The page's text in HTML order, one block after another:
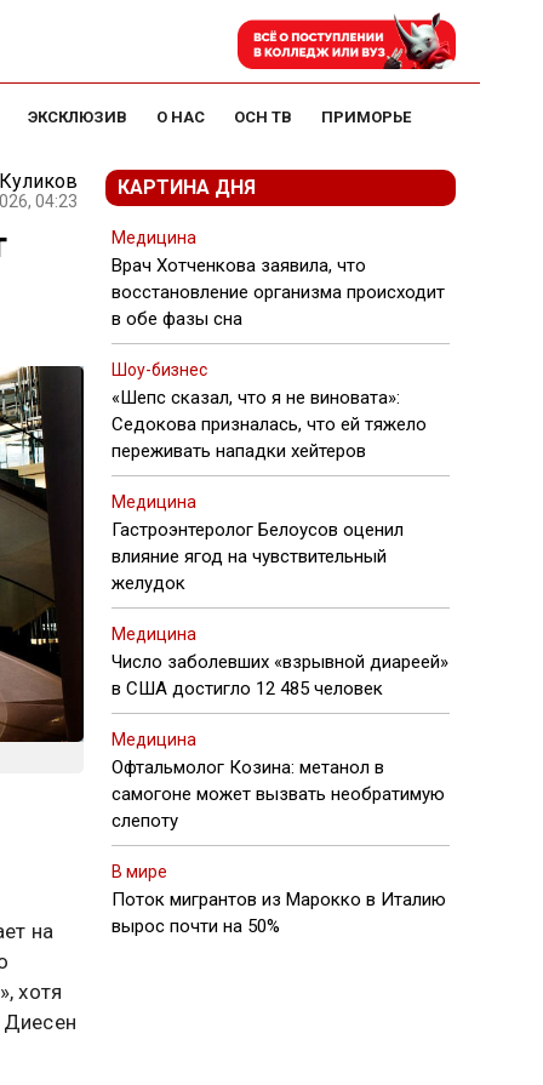
ЭКСКЛЮЗИВ О НАС ОСН ТВ ПРИМОРЬЕ
04:23
на
хотя
Диесен
КАРТИНА ДНЯ
Медицина
Врач Хотченкова заявила, что
восстановление организма происходит
в обе фазы сна
Шоу-бизнес
«Шепс сказал, что я не виновата»:
Седокова призналась, что ей тяжело
переживать нападки хейтеров
Медицина
Гастроэнтеролог Белоусов оценил
влияние ягод на чувствительный
желудок
Медицина
Число заболевших «взрывной диареей»
в США достигло 12 485 человек
Медицина
Офтальмолог Козина: метанол в
самогоне может вызвать необратимую
слепоту
В мире
Поток мигрантов из Марокко в Италию
вырос почти на 50%